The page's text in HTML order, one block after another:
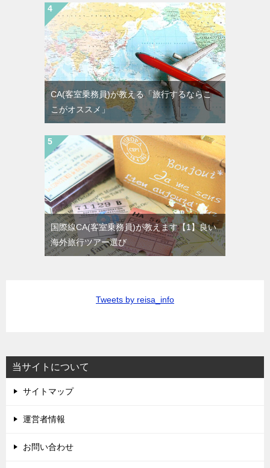
CA(客室乗務員)が教える「旅行するならこ
こがオススメ」
国際線CA(客室乗務員)が教えます【1】良い
海外旅行ツアー選び
Tweets by reisa_info
当サイトについて
サイトマップ
運営者情報
お問い合わせ